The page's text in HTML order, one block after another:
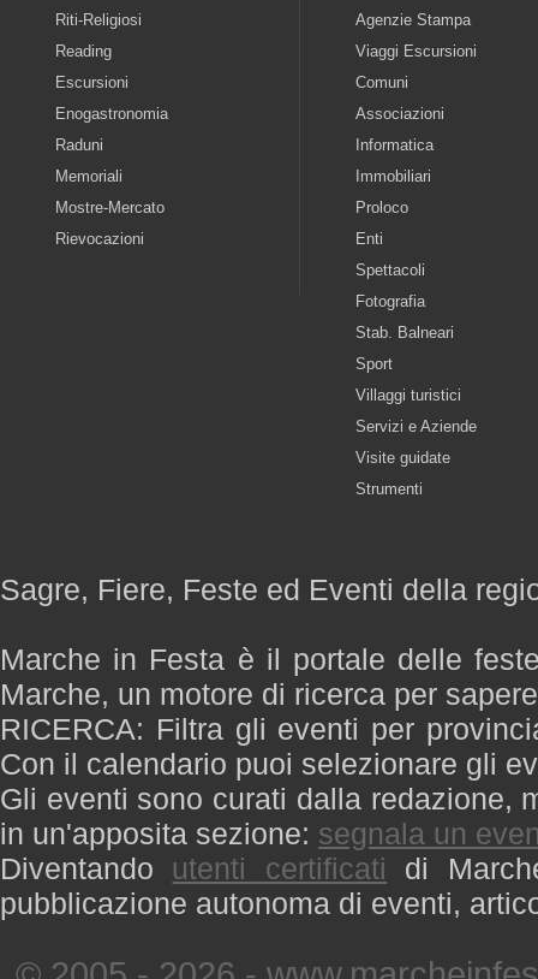
Riti-Religiosi
Reading
Escursioni
Enogastronomia
Raduni
Memoriali
Mostre-Mercato
Rievocazioni
Agenzie Stampa
Viaggi Escursioni
Comuni
Associazioni
Informatica
Immobiliari
Proloco
Enti
Spettacoli
Fotografia
Stab. Balneari
Sport
Villaggi turistici
Servizi e Aziende
Visite guidate
Strumenti
Sagre, Fiere, Feste ed Eventi della
Marche in Festa è il portale delle
Marche, un motore di ricerca per
RICERCA: Filtra gli eventi per
Con il calendario puoi selezionare gli
Gli eventi sono curati dalla redazione,
in un'apposita sezione: segnala un
Diventando utenti certificati di
pubblicazione autonoma di eventi,